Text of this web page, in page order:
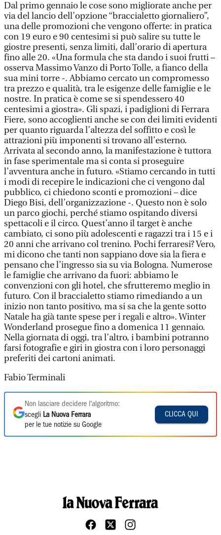
Dal primo gennaio le cose sono migliorate anche per
via del lancio dell’opzione “braccialetto giornaliero”,
una delle promozioni che vengono offerte: in pratica
con 19 euro e 90 centesimi si può salire su tutte le
giostre presenti, senza limiti, dall’orario di apertura
fino alle 20. «Una formula che sta dando i suoi frutti –
osserva Massimo Vanzo di Porto Tolle, a fianco della
sua mini torre -. Abbiamo cercato un compromesso
tra prezzo e qualità, tra le esigenze delle famiglie e le
nostre. In pratica è come se si spendessero 40
centesimi a giostra». Gli spazi, i padiglioni di Ferrara
Fiere, sono accoglienti anche se con dei limiti evidenti
per quanto riguarda l’altezza del soffitto e così le
attrazioni più imponenti si trovano all’esterno.
Arrivata al secondo anno, la manifestazione è tuttora
in fase sperimentale ma si conta si proseguire
l’avventura anche in futuro. «Stiamo cercando in tutti
i modi di recepire le indicazioni che ci vengono dal
pubblico, ci chiedono sconti e promozioni – dice
Diego Bisi, dell’organizzazione -. Questo non è solo
un parco giochi, perché stiamo ospitando diversi
spettacoli e il circo. Quest’anno il target è anche
cambiato, ci sono più adolescenti e ragazzi tra i 15 e i
20 anni che arrivano col trenino. Pochi ferraresi? Vero,
mi dicono che tanti non sappiano dove sia la fiera e
pensano che l’ingresso sia su via Bologna. Numerose
le famiglie che arrivano da fuori: abbiamo le
convenzioni con gli hotel, che sfrutteremo meglio in
futuro. Con il braccialetto stiamo rimediando a un
inizio non tanto positivo, ma si sa che la gente sotto
Natale ha già tante spese per i regali e altro». Winter
Wonderland prosegue fino a domenica 11 gennaio.
Nella giornata di oggi, tra l’altro, i bambini potranno
farsi fotografie e giri in giostra con i loro personaggi
preferiti dei cartoni animati.
Fabio Terminali
Non lasciare decidere l'algoritmo:
scegli La Nuova Ferrara
per le tue notizie su Google
CLICCA QUI